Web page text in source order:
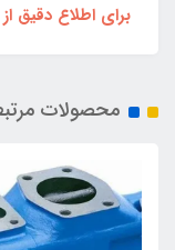
برای اطلاع دقیق
محصولات